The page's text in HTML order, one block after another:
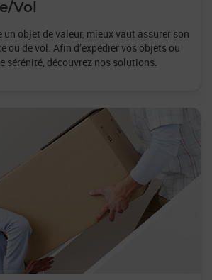
Vol
un objet de valeur, mieux vaut assurer son
ou de vol. Afin d’expédier vos objets ou
sérénité, découvrez nos solutions.